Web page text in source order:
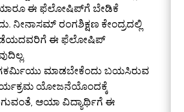
ಈ ಫೆಲೋಷಿಪ್‌ಗೆ ಬೇಡಿಕೆ
ನೀನಾಸಮ್ ರಂಗಶಿಕ್ಷಣ ಕೇಂದ್ರದಲ್ಲಿ
ಈ ಫೆಲೋಷಿಪ್
ಮಾಡಬೇಕೆಂದು ಬಯಸಿರುವ
ಯೋಜನೆಯೊಂದಕ್ಕೆ
ಆಯಾ ವಿದ್ಯಾರ್ಥಿಗೆ ಈ